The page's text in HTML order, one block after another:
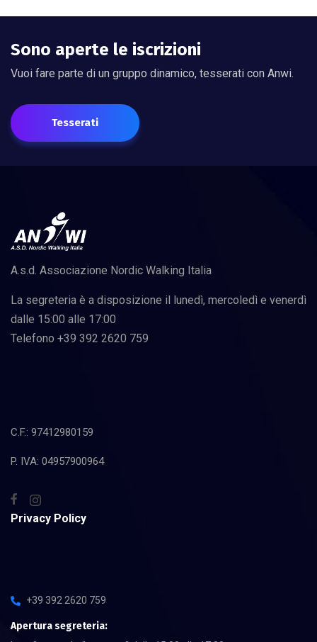
Sono aperte le iscrizioni
Vuoi fare parte di un gruppo dinamico, tesserati con Anwi.
Tesserati
A.s.d. Associazione Nordic Walking Italia
La segreteria è a disposizione il lunedì, mercoledì e venerdì
dalle 15:00 alle 17:00
Telefono +39 392 2620 759
C.F.: 97412980159
P. IVA: 04957900964
Privacy Policy
+39 392 2620 759
Apertura segreteria: